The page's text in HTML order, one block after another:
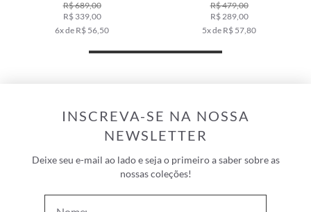
INSCREVA-SE NA NOSSA
NEWSLETTER
Deixe seu e-mail ao lado e seja o primeiro a saber sobre as
nossas coleções!